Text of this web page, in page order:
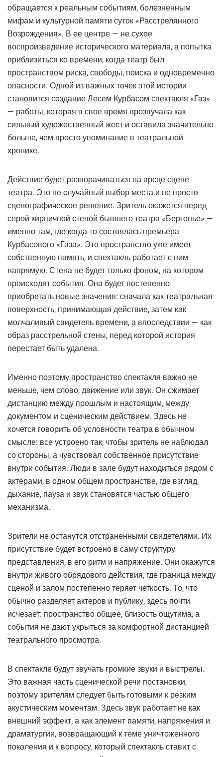
обращается к реальным событиям, болезненным
мифам и культурной памяти суток «Расстрелянного
Возрождения». В ее центре — не сухое
воспроизведение исторического материала, а попытка
приблизиться ко времени, когда театр был
пространством риска, свободы, поиска и одновременно
опасности. Одной из важных точек этой истории
становится создание Лесем Курбасом спектакля «Газ»
— работы, которая в свое время прозвучала как
сильный художественный жест и оставила значительно
больше, чем просто упоминание в театральной
хронике.
Действие будет разворачиваться на арсце сцене
театра. Это не случайный выбор места и не просто
сценографическое решение. Зритель окажется перед
серой кирпичной стеной бывшего театра «Бергонье» —
именно там, где когда-то состоялась премьера
Курбасового «Газа». Это пространство уже имеет
собственную память, и спектакль работает с ним
напрямую. Стена не будет только фоном, на котором
происходят события. Она будет постепенно
приобретать новые значения: сначала как театральная
поверхность, принимающая действие, затем как
молчаливый свидетель времени, а впоследствии — как
образ расстрельной стены, перед которой история
перестает быть удалена.
Именно поэтому пространство спектакля важно не
меньше, чем слово, движение или звук. Он сжимает
дистанцию ​​между прошлым и настоящим, между
документом и сценическим действием. Здесь не
хочется говорить об условности театра в обычном
смысле: все устроено так, чтобы зритель не наблюдал
со стороны, а чувствовал собственное присутствие
внутри события. Люди в зале будут находиться рядом с
актерами, в одном общем пространстве, где взгляд,
дыхание, пауза и звук становятся частью общего
механизма.
Зрители не останутся отстраненными свидетелями. Их
присутствие будет встроено в саму структуру
представления, в его ритм и напряжение. Они окажутся
внутри живого обрядового действия, где граница между
сценой и залом постепенно теряет четкость. То, что
обычно разделяет актеров и публику, здесь почти
исчезает: пространство общее, близость ощутима, а
события не дают укрыться за комфортной дистанцией
театрального просмотра.
В спектакле будут звучать громкие звуки и выстрелы.
Это важная часть сценической речи постановки,
поэтому зрителям следует быть готовыми к резким
акустическим моментам. Здесь звук работает не как
внешний эффект, а как элемент памяти, напряжения и
драматургии, возвращающий к теме уничтоженного
поколения и к вопросу, который спектакль ставит с